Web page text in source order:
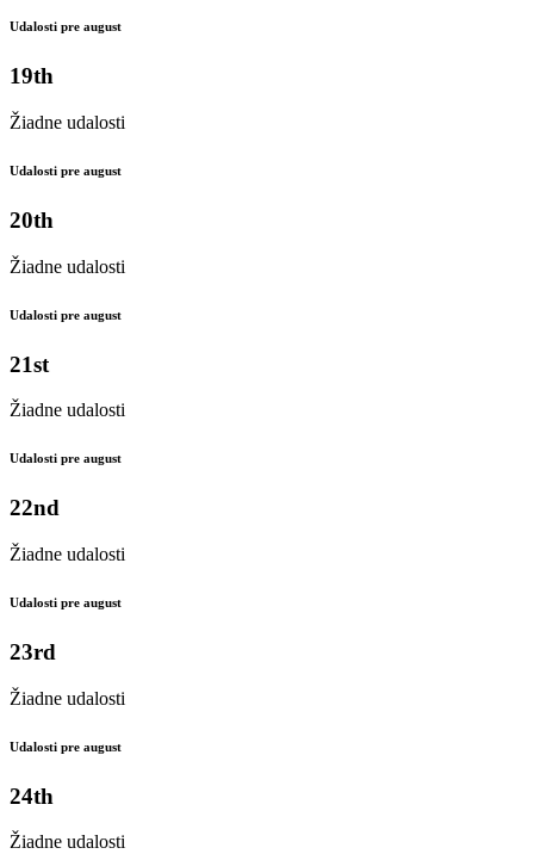
Udalosti pre august
19th
Žiadne udalosti
Udalosti pre august
20th
Žiadne udalosti
Udalosti pre august
21st
Žiadne udalosti
Udalosti pre august
22nd
Žiadne udalosti
Udalosti pre august
23rd
Žiadne udalosti
Udalosti pre august
24th
Žiadne udalosti